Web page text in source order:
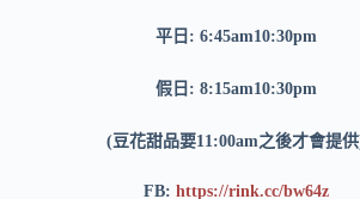
平日: 6:45am10:30pm
假日: 8:15am10:30pm
(豆花甜品要11:00am之後才會提
FB: https://rink.cc/bw64z